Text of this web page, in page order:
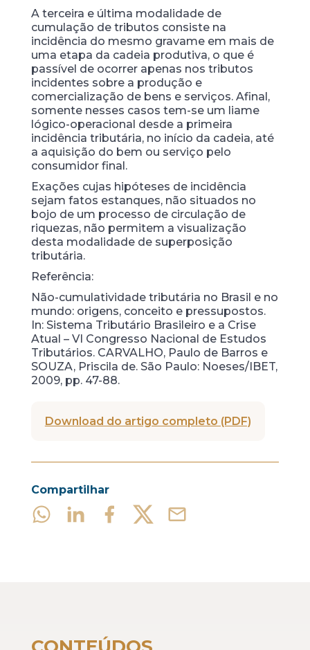
A terceira e última modalidade de
cumulação de tributos consiste na
incidência do mesmo gravame em mais de
uma etapa da cadeia produtiva, o que é
passível de ocorrer apenas nos tributos
incidentes sobre a produção e
comercialização de bens e serviços. Afinal,
somente nesses casos tem-se um liame
lógico-operacional desde a primeira
incidência tributária, no início da cadeia, até
a aquisição do bem ou serviço pelo
consumidor final.
Exações cujas hipóteses de incidência
sejam fatos estanques, não situados no
bojo de um processo de circulação de
riquezas, não permitem a visualização
desta modalidade de superposição
tributária.
Referência:
Não-cumulatividade tributária no Brasil e no
mundo: origens, conceito e pressupostos.
In: Sistema Tributário Brasileiro e a Crise
Atual – VI Congresso Nacional de Estudos
Tributários. CARVALHO, Paulo de Barros e
SOUZA, Priscila de. São Paulo: Noeses/IBET,
2009, pp. 47-88.
Download do artigo completo (PDF)
Compartilhar